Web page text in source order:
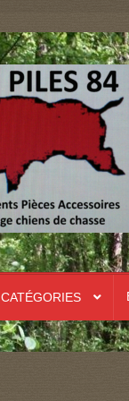
CATÉGORIES